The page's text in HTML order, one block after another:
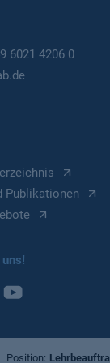
Position
6021 4206 0
Publikationen